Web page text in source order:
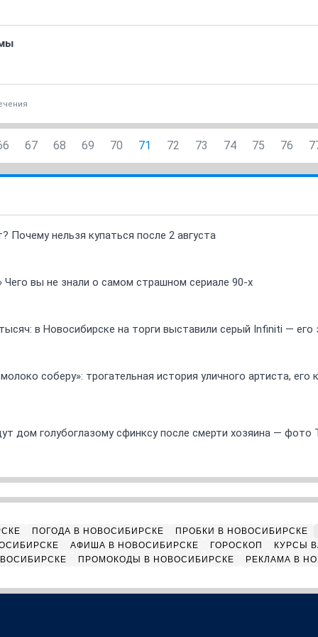
67 68 69 70 71 72 73 74 75 76
Почему нельзя купаться после 2 августа
Чего вы не знали о самом страшном сериале 90-х
в Новосибирске на торги выставили серый Infiniti — его
соберу»: трогательная история уличного артиста,
дом голубоглазому сфинксу после смерти хозяина — фото
ПОГОДА В НОВОСИБИРСКЕ ПРОБКИ В НОВОСИБИРСКЕ
АФИША В НОВОСИБИРСКЕ ГОРОСКОП
КУРСЫ
ПРОМОКОДЫ В НОВОСИБИРСКЕ РЕКЛАМА В